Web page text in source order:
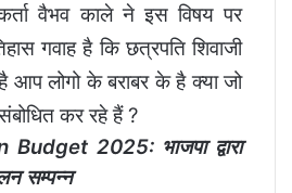
वैभव काले ने इस विषय पर
गवाह है कि छत्रपति शिवाजी
आप लोगो के बराबर के है क्या जो
कर रहे हैं ?
Budget 2025: भाजपा द्वारा
सम्पन्न